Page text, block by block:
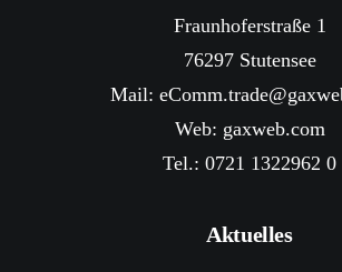
Fraunhoferstraße 1
76297 Stutensee
Mail:
Web: gaxweb.com
Tel.: 0721 1322962 0
Aktuelles